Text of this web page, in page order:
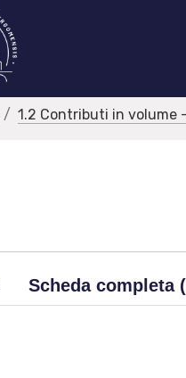
1.2 Contributi in volume
Scheda completa